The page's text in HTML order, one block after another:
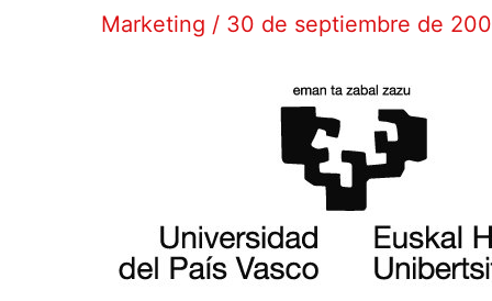
y
Marketing / 30 de septiembre de